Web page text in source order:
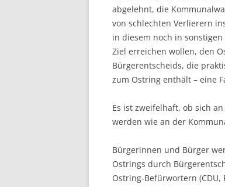
abgelehnt, die
von schlechten Verlierern
in diesem noch in
Ziel erreichen wollen, den
Bürgerentscheids, die
zum Ostring enthält – eine
Es ist zweifelhaft, ob sich
werden wie an der
Bürgerinnen und Bürger
Ostrings durch
Ostring-Befürwortern